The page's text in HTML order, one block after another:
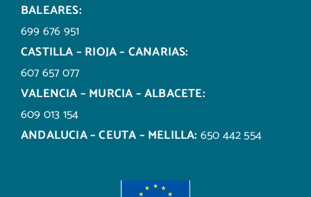
BALEARES:
699 676 951
CASTILLA – RIOJA – CANARIAS:
607 657 077
VALENCIA – MURCIA – ALBACETE:
609 013 154
ANDALUCIA – CEUTA – MELILLA: 650 442 554